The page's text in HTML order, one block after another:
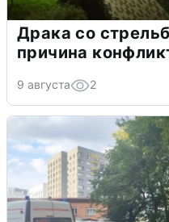
Драка со
причина
9 августа 2